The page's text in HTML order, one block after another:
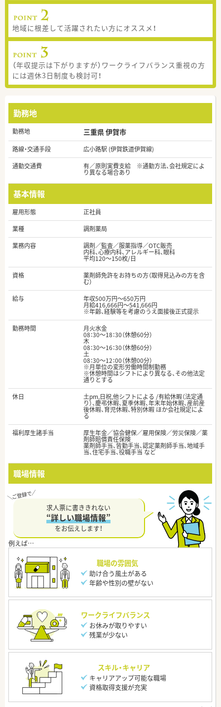
地域に根差して活躍されたい方にオススメ！
（年収提示は下がりますが）ワークライフバランス重視の方
には週休3日制度も検討可！
勤務地
勤務地 三重県 伊賀市
路線・交通手段
広小路駅 (伊賀鉄道伊賀線)
通勤交通費
有／原則実費支給 ※通勤方法、会社規定によ
り異なる場合あり
基本情報
雇用形態
正社員
業種
調剤薬局
業務内容
調剤／監査／服薬指導／OTC販売
内科、心療内科、アレルギー科、眼科
平均120～150枚/日
資格
薬剤師免許をお持ちの方（取得見込みの方を含
む）
給与
年収500万円～650万円
月給416,666円～541,666円
※年齢、経験等を考慮のうえ面接後正式提示
勤務時間
月火水金
08：30～18：30（休憩60分）
木
08：30～16：30（休憩60分）
土
08：30～12：00（休憩00分）
※月単位の変形労働時間制勤務
※休憩時間はシフトにより異なる、その他法定
通りとする
休日
土pm,日祝,他シフトによる /有給休暇（法定通
り）、慶弔休暇、夏季休暇、年末年始休暇、産前産
後休暇、育児休暇、特別休暇 ほか会社規定によ
る
福利厚生諸手当
厚生年金／協会健保／雇用保険／労災保険／薬
剤師賠償責任保険
薬剤師手当、皆勤手当、認定薬剤師手当、地域手
当、住宅手当、役職手当 など
職場情報
求人票に書ききれない
“詳しい職場情報”
をお伝えします！
職場の雰囲気
助け合う風土がある
年齢や性別の壁がない
ワークライフバランス
お休みが取りやすい
残業が少ない
スキル・キャリア
キャリアアップ可能な職場
資格取得支援が充実